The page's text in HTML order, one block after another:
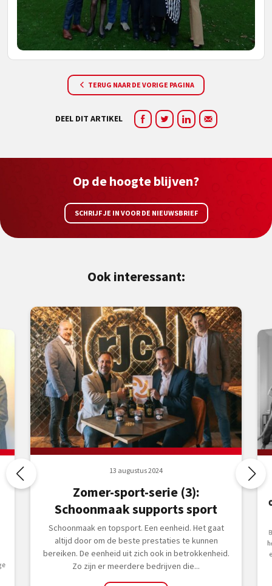
TERUG NAAR DE VORIGE PAGINA
DEEL DIT ARTIKEL
Op de hoogte blijven?
SCHRIJF JE IN VOOR DE NIEUWSBRIEF
Ook interessant:
13 augustus 2024
Zomer-sport-serie (3):
Schoonmaak supports sport
Schoonmaak en topsport. Een eenheid. Het gaat
altijd door om de beste prestaties te kunnen
bereiken. De eenheid uit zich ook in betrokkenheid.
Zo zijn er meerdere bedrijven die...